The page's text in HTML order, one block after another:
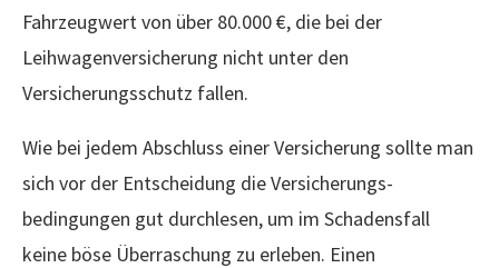
Fahrzeugwert von über 80.000 €, die bei der
Leihwagenversicherung nicht unter den
Versicherungsschutz fallen.
Wie bei jedem Abschluss einer Versicherung sollte man
sich vor der Entscheidung die Versicherungs­
bedingungen gut durchlesen, um im Schadensfall
keine böse Überraschung zu erleben. Einen